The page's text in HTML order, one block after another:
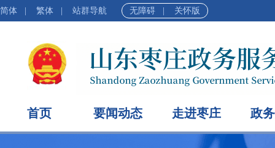
简体 繁体 站群导航 无障碍 关怀版
首页 要闻动态 走进枣庄 政